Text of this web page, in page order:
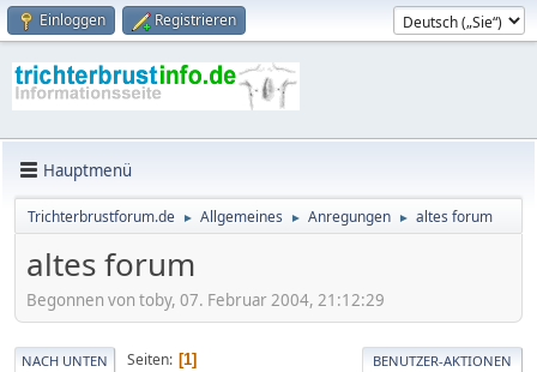
Einloggen Registrieren
Hauptmenü
Trichterbrustforum.de ► Allgemeines ► Anregungen ► altes forum
altes forum
Begonnen von toby, 07. Februar 2004, 21:12:29
NACH UNTEN Seiten 1 BENUTZER-AKTIONEN